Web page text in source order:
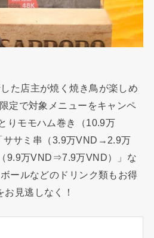
た店主が焼く焼き鳥が楽しめ
定で対象メニューをキャンペ
りモモハム巻き（10.9万
サミ串（3.9万VND→2.9万
9.9万VND⇒7.9万VND）」な
ールなどのドリンク類もお得
見逃しなく！